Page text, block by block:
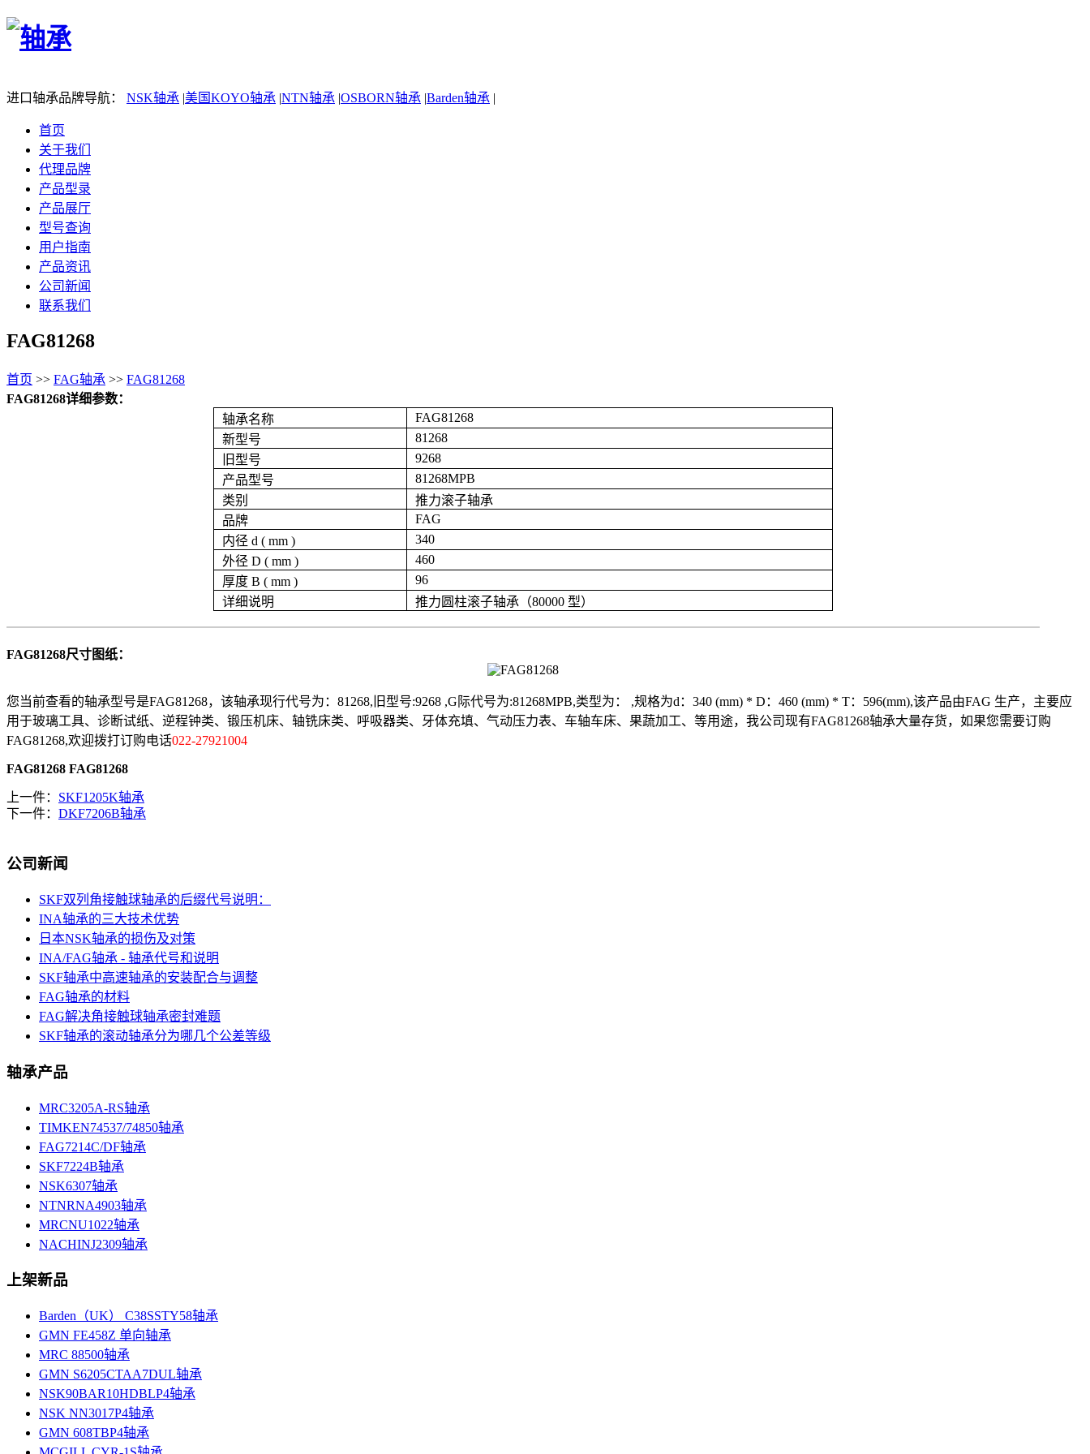
进口轴承品牌导航： NSK轴承 |美国KOYO轴承 |NTN轴承 |OSBORN轴承 |Barden轴承 |
首页
关于我们
代理品牌
产品型录
产品展厅
型号查询
用户指南
产品资讯
公司新闻
联系我们
FAG81268
首页 >> FAG轴承 >> FAG81268
FAG81268详细参数：
轴承名称
FAG81268
新型号
81268
旧型号
9268
产品型号
81268MPB
类别
推力滚子轴承
品牌
FAG
内径 d ( mm )
340
外径 D ( mm )
460
厚度 B ( mm )
96
详细说明
推力圆柱滚子轴承（80000 型）
FAG81268尺寸图纸：
您当前查看的轴承型号是FAG81268，该轴承现行代号为：81268,旧型号:9268 ,G际代号为:81268MPB,类型为： ,规格为d：340 (mm) * D：460 (mm) * T：596(mm),该产品由FAG 生产，主要应
用于玻璃工具、诊断试纸、逆程钟类、锻压机床、轴铣床类、呼吸器类、牙体充填、气动压力表、车轴车床、果蔬加工、等用途，我公司现有FAG81268轴承大量存货，如果您需要订购
FAG81268,欢迎拨打订购电话022-27921004
FAG81268 FAG81268
上一件： SKF1205K轴承
下一件： DKF7206B轴承
公司新闻
SKF双列角接触球轴承的后缀代号说明：
INA轴承的三大技术优势
日本NSK轴承的损伤及对策
INA/FAG轴承 - 轴承代号和说明
SKF轴承中高速轴承的安装配合与调整
FAG轴承的材料
FAG解决角接触球轴承密封难题
SKF轴承的滚动轴承分为哪几个公差等级
轴承产品
MRC3205A-RS轴承
TIMKEN74537/74850轴承
FAG7214C/DF轴承
SKF7224B轴承
NSK6307轴承
NTNRNA4903轴承
MRCNU1022轴承
NACHINJ2309轴承
上架新品
Barden（UK） C38SSTY58轴承
GMN FE458Z 单向轴承
MRC 88500轴承
GMN S6205CTAA7DUL轴承
NSK90BAR10HDBLP4轴承
NSK NN3017P4轴承
GMN 608TBP4轴承